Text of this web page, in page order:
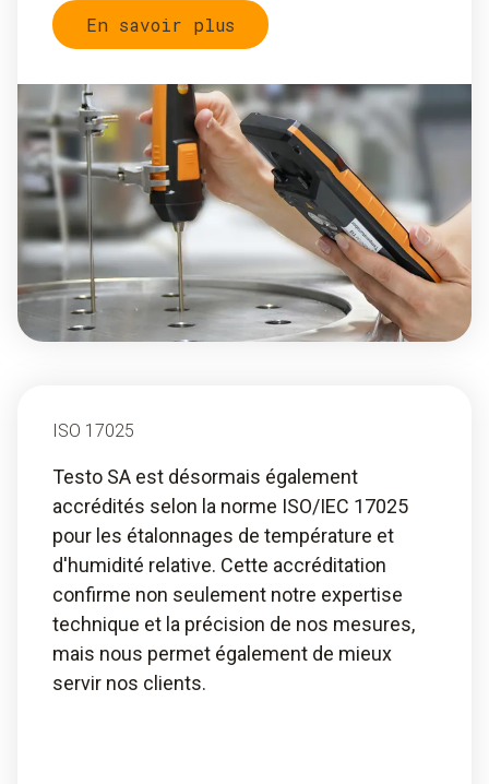
En savoir plus
ISO 17025
Testo SA est désormais également
accrédités selon la norme ISO/IEC 17025
pour les étalonnages de température et
d'humidité relative. Cette accréditation
confirme non seulement notre expertise
technique et la précision de nos mesures,
mais nous permet également de mieux
servir nos clients.